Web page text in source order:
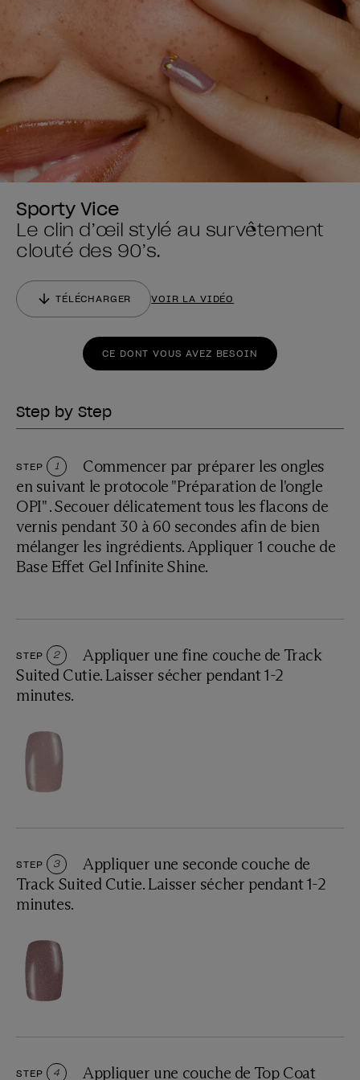
Sporty Vice
Le clin d’œil stylé au survêtement
clouté des 90’s.
TÉLÉCHARGER VOIR LA VIDÉO
CE DONT VOUS AVEZ BESOIN
Step by Step
STEP 1
Commencer par préparer les ongles
en suivant le protocole "Préparation de l'ongle
OPI" . Secouer délicatement tous les flacons de
vernis pendant 30 à 60 secondes afin de bien
mélanger les ingrédients. Appliquer 1 couche de
Base Effet Gel Infinite Shine.
STEP 2
Appliquer une fine couche de Track
Suited Cutie. Laisser sécher pendant 1-2
minutes.
STEP 3
Appliquer une seconde couche de
Track Suited Cutie. Laisser sécher pendant 1-2
minutes.
STEP 4 Appliquer une couche de Top Coat